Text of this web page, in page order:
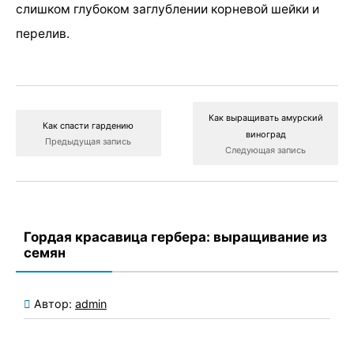
слишком глубоком заглублении корневой шейки и
перелив.
Как спасти гардению
Предыдущая запись
Как выращивать амурский
виноград
Следующая запись
Гордая красавица гербера: выращивание из
семян
Автор: admin